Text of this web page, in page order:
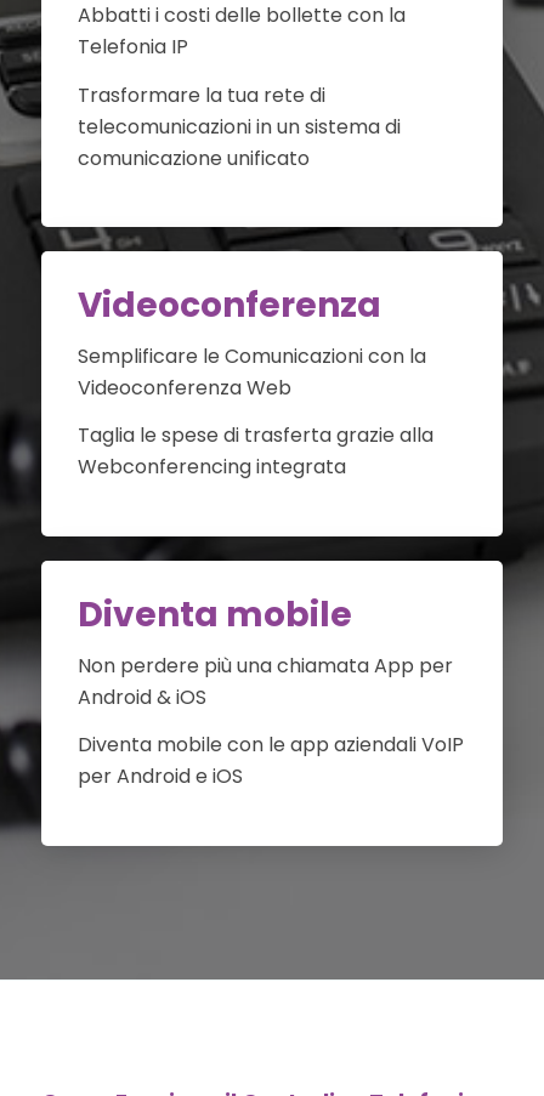
Abbatti i costi delle bollette con la
Telefonia IP
Trasformare la tua rete di
telecomunicazioni in un sistema di
comunicazione unificato
Videoconferenza
Semplificare le Comunicazioni con la
Videoconferenza Web
Taglia le spese di trasferta grazie alla
Webconferencing integrata
Diventa mobile
Non perdere più una chiamata App per
Android & iOS
Diventa mobile con le app aziendali VoIP
per Android e iOS